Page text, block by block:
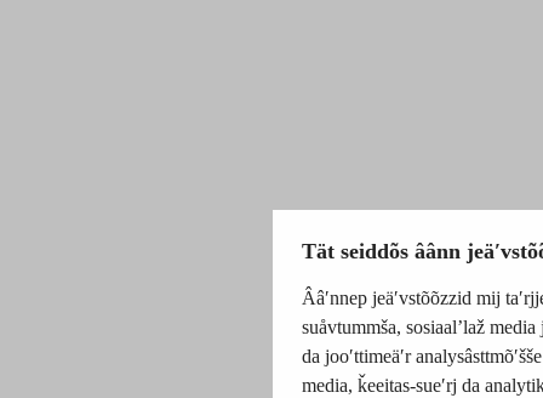
Tät seiddõs âânn
Ââʹnnep jeäʹvstõõzzid mij
suåvtummša, sosiaalʼlaž
da jooʹttimeäʹr
media, ǩeeitas-sueʹrj da